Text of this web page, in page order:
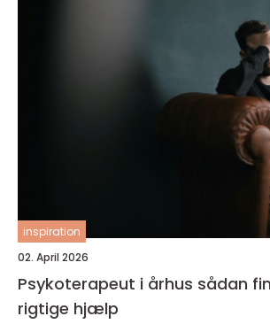
inspiration
02. April 2026
Psykoterapeut i århus sådan finder du den
rigtige hjælp